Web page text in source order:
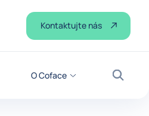
O Coface
Kontaktujte nás